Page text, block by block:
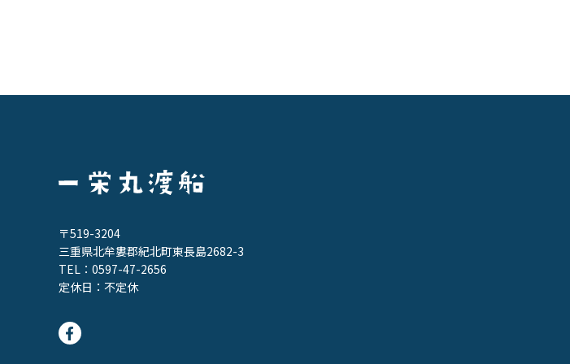
〒519-3204
三重県北牟婁郡紀北町東長島2682-3
TEL： 0597-47-2656
定休日：不定休